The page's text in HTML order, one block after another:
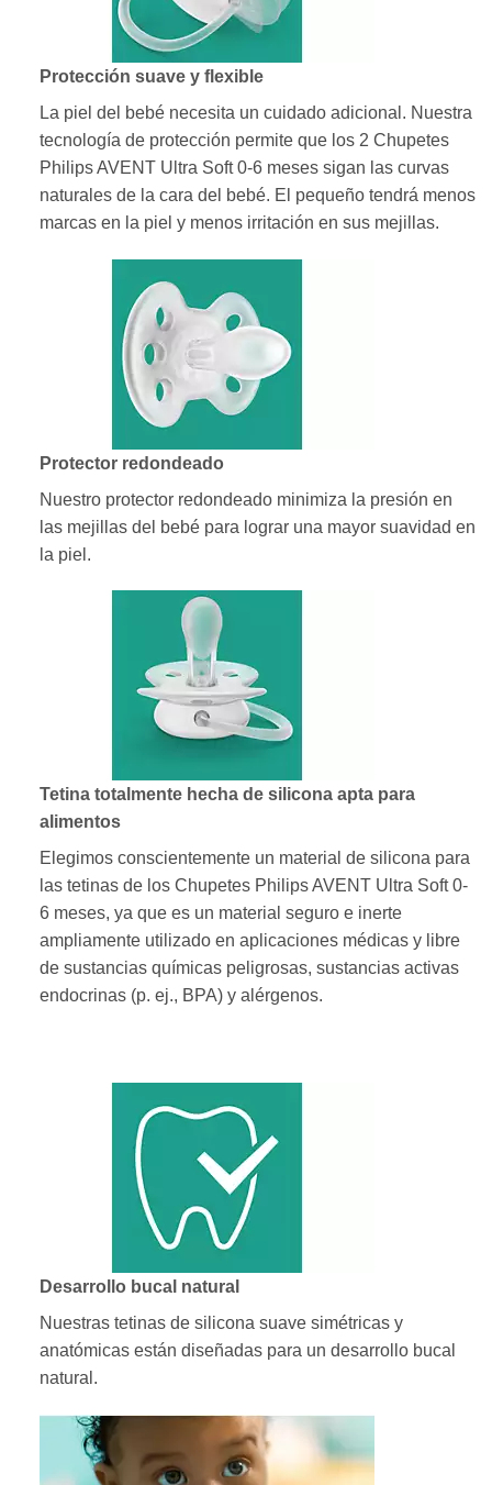
Protección suave y flexible
La piel del bebé necesita un cuidado adicional. Nuestra
tecnología de protección permite que los 2 Chupetes
Philips AVENT Ultra Soft 0-6 meses sigan las curvas
naturales de la cara del bebé. El pequeño tendrá menos
marcas en la piel y menos irritación en sus mejillas.
Protector redondeado
Nuestro protector redondeado minimiza la presión en
las mejillas del bebé para lograr una mayor suavidad en
la piel.
Tetina totalmente hecha de silicona apta para
alimentos
Elegimos conscientemente un material de silicona para
las tetinas de los Chupetes Philips AVENT Ultra Soft 0-
6 meses, ya que es un material seguro e inerte
ampliamente utilizado en aplicaciones médicas y libre
de sustancias químicas peligrosas, sustancias activas
endocrinas (p. ej., BPA) y alérgenos.
Desarrollo bucal natural
Nuestras tetinas de silicona suave simétricas y
anatómicas están diseñadas para un desarrollo bucal
natural.